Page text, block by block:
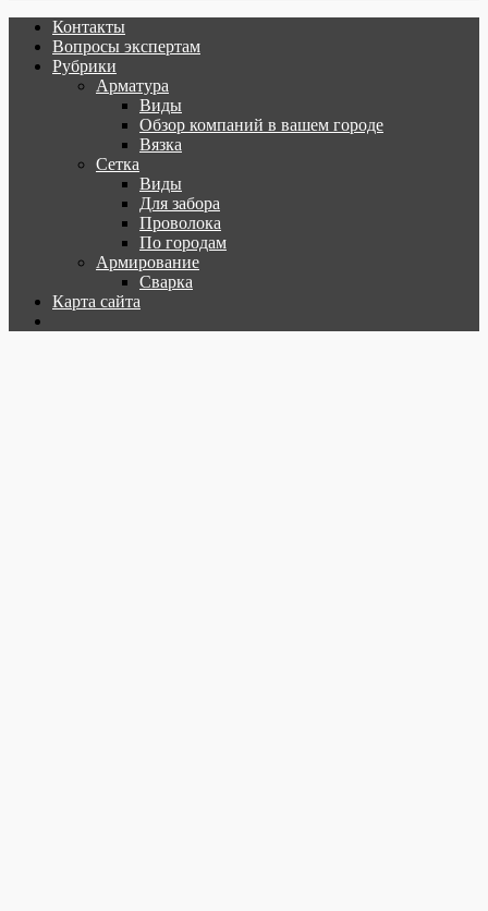
Контакты
Вопросы экспертам
Рубрики
Арматура
Виды
Обзор компаний в вашем городе
Вязка
Сетка
Виды
Для забора
Проволока
По городам
Армирование
Сварка
Карта сайта